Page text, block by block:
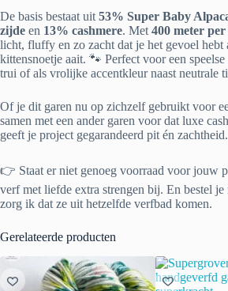
De basis bestaat uit 53% Super Baby
zijde en 13% cashmere. Met 400 meter
licht, fluffy en zo zacht dat je het gevoel hebt
kittensnoetje aait. 🐾 Perfect voor een
trui of als vrolijke accentkleur naast neutrale
Of je dit garen nu op zichzelf gebruikt voor
samen met een ander garen voor dat luxe
geeft je project gegarandeerd pit én zachtheid.
👉 Staat er niet genoeg voorraad voor jouw
verf met liefde extra strengen bij. En bestel je
zorg ik dat ze uit hetzelfde verfbad komen.
Gerelateerde producten